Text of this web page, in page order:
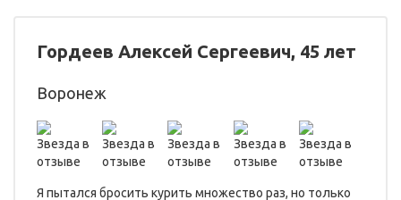
Гордеев Алексей Сергеевич, 45 лет
Воронеж
Я пытался бросить курить множество раз, но только